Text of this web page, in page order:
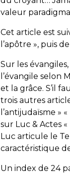
valeur
Cet article est
l’apôtre », puis
Sur les
l’évangile
et la grâce. S’il
trois autres
l’antijudaïsme »
sur Luc & Actes
Luc articule le
caractéristique
Un index de 24